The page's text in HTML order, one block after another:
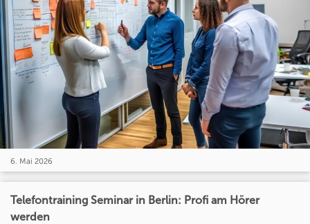
6. Mai 2026
Telefontraining Seminar in Berlin: Profi am Hörer
werden